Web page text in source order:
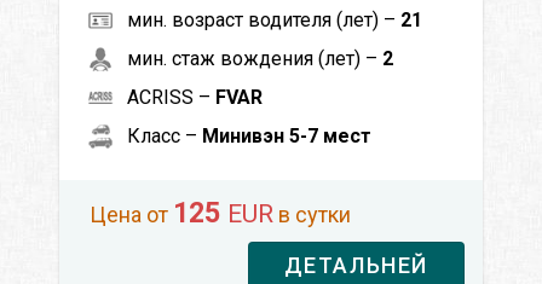
мин. возраст водителя (лет) – 21
мин. стаж вождения (лет) – 2
ACRISS – FVAR
Класс – Минивэн 5-7 мест
Цена от 125 EUR в сутки
ДЕТАЛЬНЕЙ